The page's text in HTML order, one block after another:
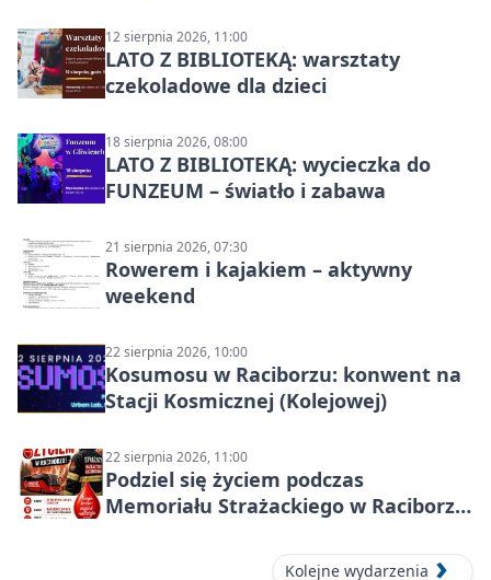
12 sierpnia 2026, 11:00
LATO Z BIBLIOTEKĄ: warsztaty
czekoladowe dla dzieci
18 sierpnia 2026, 08:00
LATO Z BIBLIOTEKĄ: wycieczka do
FUNZEUM – światło i zabawa
21 sierpnia 2026, 07:30
Rowerem i kajakiem – aktywny
weekend
22 sierpnia 2026, 10:00
Kosumosu w Raciborzu: konwent na
Stacji Kosmicznej (Kolejowej)
22 sierpnia 2026, 11:00
Podziel się życiem podczas
Memoriału Strażackiego w Raciborzu
Kolejne wydarzenia